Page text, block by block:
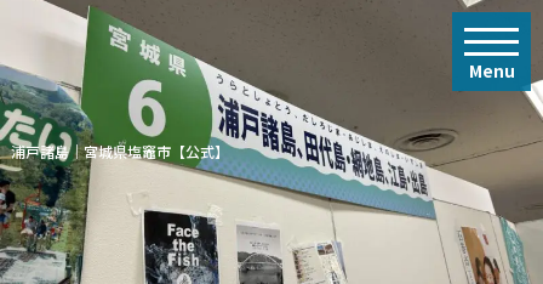
Menu
浦戸諸島｜宮城県塩竈市【公式】